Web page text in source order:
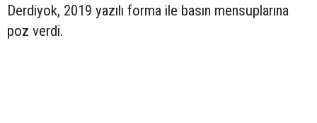
Derdiyok, 2019 yazılı forma ile basın mensuplarına
poz verdi.